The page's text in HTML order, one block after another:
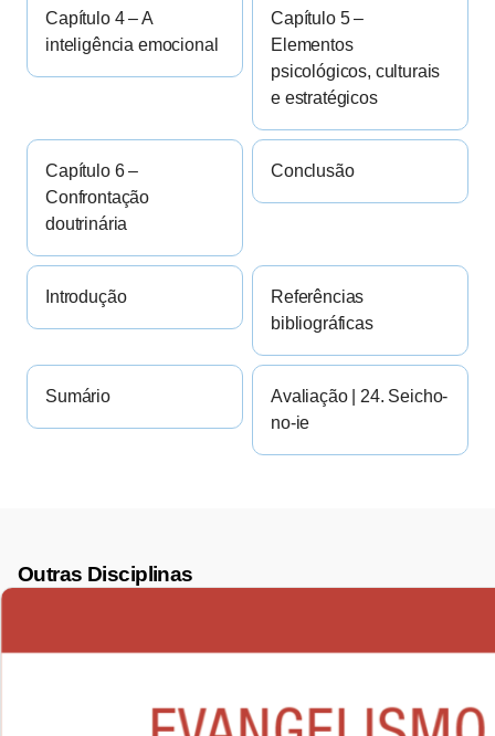
Capítulo 4 – A
inteligência emocional
Capítulo 5 –
Elementos
psicológicos, culturais
e estratégicos
Capítulo 6 –
Confrontação
doutrinária
Conclusão
Introdução
Referências
bibliográficas
Sumário
Avaliação | 24. Seicho-
no-ie
Outras Disciplinas